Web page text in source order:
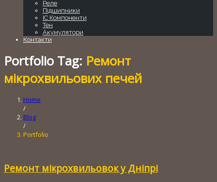
Реле
Підшипники
IC Компоненти
Тен
Акумулятори
Контакти
Portfolio Tag: Ремонт
мікрохвильових печей
Home
/
Blog
/
Portfolio
Ремонт мікрохвильовок у Дніпрі